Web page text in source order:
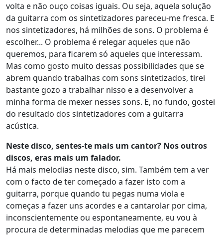
volta e não ouço coisas iguais. Ou seja, aquela solução
da guitarra com os sintetizadores pareceu-me fresca. E
nos sintetizadores, há milhões de sons. O problema é
escolher... O problema é relegar aqueles que não
queremos, para ficarem só aqueles que interessam.
Mas como gosto muito dessas possibilidades que se
abrem quando trabalhas com sons sintetizados, tirei
bastante gozo a trabalhar nisso e a desenvolver a
minha forma de mexer nesses sons. E, no fundo, gostei
do resultado dos sintetizadores com a guitarra
acústica.
Neste disco, sentes-te mais um cantor? Nos outros
discos, eras mais um falador.
Há mais melodias neste disco, sim. Também tem a ver
com o facto de ter começado a fazer isto com a
guitarra, porque quando tu pegas numa viola e
começas a fazer uns acordes e a cantarolar por cima,
inconscientemente ou espontaneamente, eu vou à
procura de determinadas melodias que me parecem